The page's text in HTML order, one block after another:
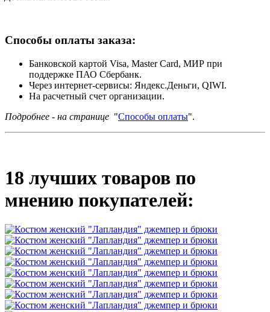
Способы оплаты заказа:
Банковской картой Visa, Master Card, МИР при
поддержке ПАО Сбербанк.
Через интернет-сервисы: Яндекс.Деньги, QIWI.
На расчетный счет организации.
Подробнее - на странице "Способы оплаты".
18 лучших товаров по
мнению покупателей: